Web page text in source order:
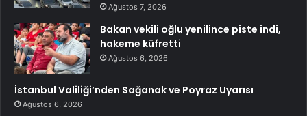
Ağustos 7, 2026
Bakan vekili oğlu yenilince piste indi,
hakeme küfretti
Ağustos 6, 2026
İstanbul Valiliği’nden Sağanak ve Poyraz Uyarısı
Ağustos 6, 2026